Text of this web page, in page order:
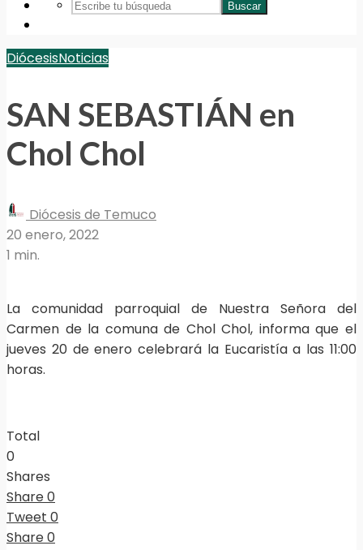
Buscar
DiócesisNoticias
SAN SEBASTIÁN en
Chol Chol
Diócesis de Temuco
20 enero, 2022
1 min.
La comunidad parroquial de Nuestra Señora del
Carmen de la comuna de Chol Chol, informa que el
jueves 20 de enero celebrará la Eucaristía a las 11:00
horas.
Total
0
Shares
Share0
Tweet 0
Share0